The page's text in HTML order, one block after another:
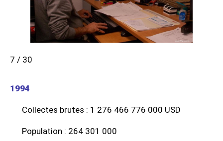
7 / 30
1994
Collectes brutes : 1 276 466 776 000 USD
Population : 264 301 000